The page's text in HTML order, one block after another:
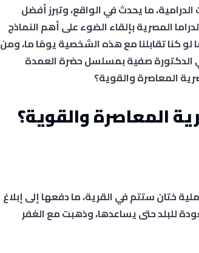
ما يحدث في الواقع، وتبرز أفضل
المصرية بإلقاء الضوء على أهم النماذج
لو كنا تقابلنا مع هذه الشخصية يومًا ما، ومن
الدكتورة صفية بمسلسل حضرة العمدة
المعاصرة والقوية؟
المعاصرة والقوية؟
ختان ستتم في القرية، ما دفعها إلى إبلاغ
للبلد حتى يساعدها، وذهبت مع الغفر